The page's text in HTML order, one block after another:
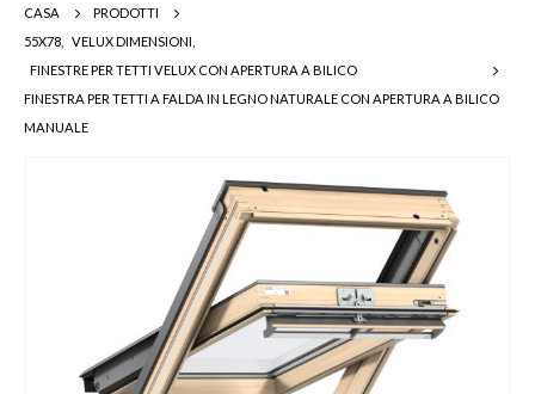
CASA
PRODOTTI
55X78
VELUX DIMENSIONI
FINESTRE PER TETTI VELUX CON APERTURA A BILICO
FINESTRA PER TETTI A FALDA IN LEGNO NATURALE CON APERTURA A BILICO
MANUALE